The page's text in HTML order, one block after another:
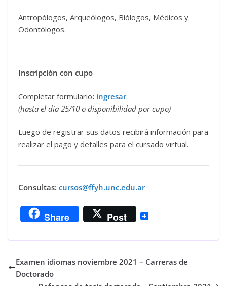
Antropólogos, Arqueólogos, Biólogos, Médicos y
Odontólogos.
Inscripción con cupo
Completar formulario: ingresar
(hasta el día 25/10 o disponibilidad por cupo)
Luego de registrar sus datos recibirá información para
realizar el pago y detalles para el cursado virtual.
Consultas: cursos@ffyh.unc.edu.ar
Share Post
Examen idiomas noviembre 2021 – Carreras de
Doctorado